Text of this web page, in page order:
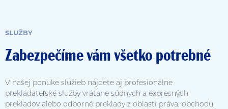
SLUŽBY
Zabezpečíme vám všetko potrebné
V našej ponuke služieb nájdete aj profesionálne
prekladateľské služby vrátane súdnych a expresných
prekladov alebo odborné preklady z oblasti práva, obchodu,